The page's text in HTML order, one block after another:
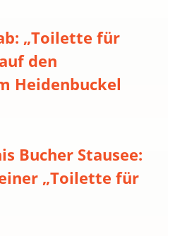
„Toilette für
den
Heidenbuckel
Bucher Stausee:
„Toilette für